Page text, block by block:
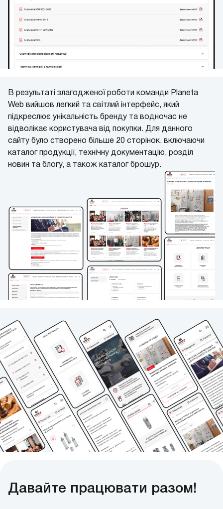
В результаті злагодженої роботи команди Planeta
Web вийшов легкий та світлий інтерфейс, який
підкреслює унікальність бренду та водночас не
відволікає користувача від покупки. Для данного
сайту було створено більше 20 сторінок. включаючи
каталог продукції, технічну документацію, розділ
новин та блогу, а також каталог брошур.
Давайте працювати разом!